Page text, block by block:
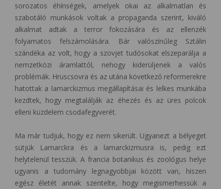
sorozatos éhínségek, amelyek okai az alkalmatlan és
szabotáló munkások voltak a propaganda szerint, kiváló
alkalmat adtak a terror fokozására és az ellenzék
folyamatos felszámolására. Bár valószínűleg Sztálin
szándéka az volt, hogy a szovjet tudósokat elszeparálja a
nemzetközi áramlattól, nehogy kiderüljenek a valós
problémák. Hruscsovra és az utána következő reformerekre
hatottak a lamarckizmus megállapításai és lelkes munkába
kezdtek, hogy megtalálják az éhezés és az üres polcok
elleni küzdelem csodafegyverét.
Ma már tudjuk, hogy ez nem sikerült. Ugyanezt a bélyeget
sütjük Lamarckra és a lamarckizmusra is, pedig ezt
helytelenül tesszük. A francia botanikus és zoológus helye
ugyanis a tudomány legnagyobbjai között van, hiszen
egész életét annak szentelte, hogy megismerhessük a